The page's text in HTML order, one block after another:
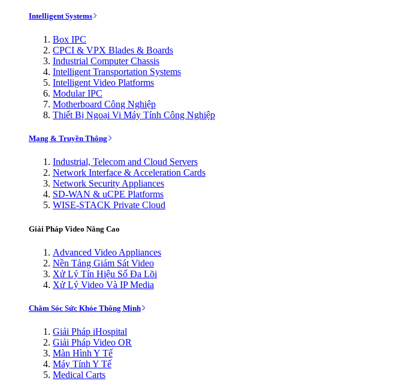
Intelligent Systems
Box IPC
CPCI & VPX Blades & Boards
Industrial Computer Chassis
Intelligent Transportation Systems
Intelligent Video Platforms
Modular IPC
Motherboard Công Nghiệp
Thiết Bị Ngoại Vi Máy Tính Công Nghiệp
Mạng & Truyền Thông
Industrial, Telecom and Cloud Servers
Network Interface & Acceleration Cards
Network Security Appliances
SD-WAN & uCPE Platforms
WISE-STACK Private Cloud
Giải Pháp Video Nâng Cao
Advanced Video Appliances
Nền Tảng Giám Sát Video
Xử Lý Tín Hiệu Số Đa Lõi
Xử Lý Video Và IP Media
Chăm Sóc Sức Khỏe Thông Minh
Giải Pháp iHospital
Giải Pháp Video OR
Màn Hình Y Tế
Máy Tính Y Tế
Medical Carts